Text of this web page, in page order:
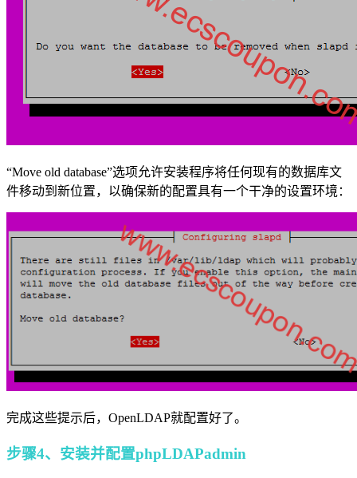
“Move old database”选项允许安装程序将任何现有的数据库文
件移动到新位置，以确保新的配置具有一个干净的设置环境：
完成这些提示后，OpenLDAP就配置好了。
步骤4、安装并配置phpLDAPadmin